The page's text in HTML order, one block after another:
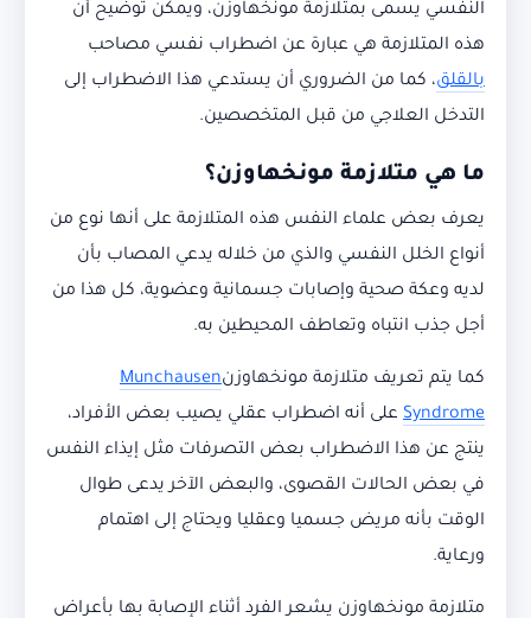
النفسي يسمى بمتلازمة مونخهاوزن، ويمكن توضيح أن
هذه المتلازمة هي عبارة عن اضطراب نفسي مصاحب
بالقلق، كما من الضروري أن يستدعي هذا الاضطراب إلى
التدخل العلاجي من قبل المتخصصين.
ما هي متلازمة مونخهاوزن؟
يعرف بعض علماء النفس هذه المتلازمة على أنها نوع من
أنواع الخلل النفسي والذي من خلاله يدعي المصاب بأن
لديه وعكة صحية وإصابات جسمانية وعضوية، كل هذا من
أجل جذب انتباه وتعاطف المحيطين به.
كما يتم تعريف متلازمة مونخهاوزنMunchausen
Syndrome على أنه اضطراب عقلي يصيب بعض الأفراد،
ينتج عن هذا الاضطراب بعض التصرفات مثل إيذاء النفس
في بعض الحالات القصوى، والبعض الآخر يدعى طوال
الوقت بأنه مريض جسميا وعقليا ويحتاج إلى اهتمام
ورعاية.
متلازمة مونخهاوزن يشعر الفرد أثناء الإصابة بها بأعراض